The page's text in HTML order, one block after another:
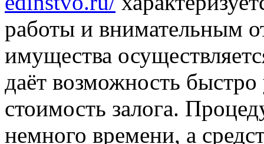
работы и внимательным
имущества
даёт возможность
стоимость залога.
немного времени, а